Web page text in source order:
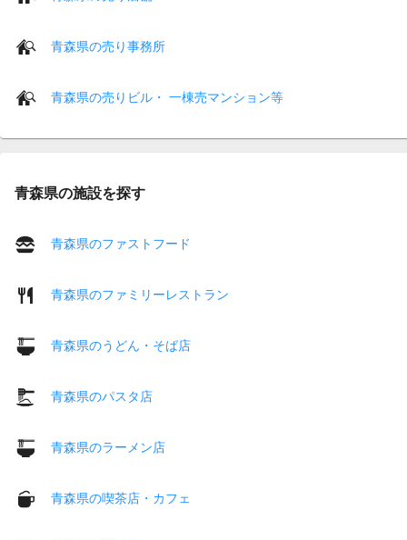
青森県の売り事務所
青森県の売りビル・ 一棟売マンション等
青森県の施設を探す
青森県のファストフード
青森県のファミリーレストラン
青森県のうどん・そば店
青森県のパスタ店
青森県のラーメン店
青森県の喫茶店・カフェ